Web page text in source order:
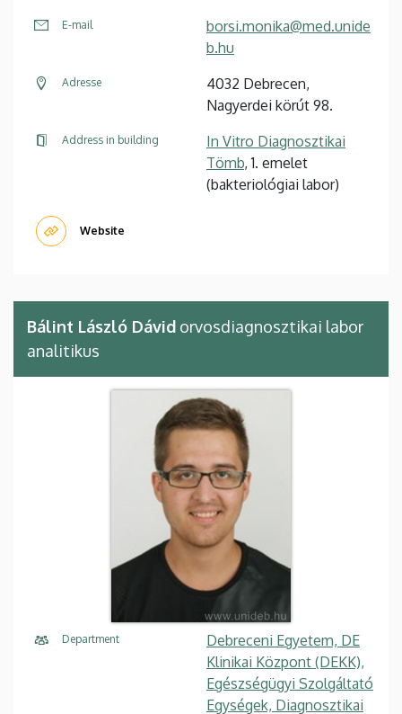
E-mail
borsi.monika@med.unide
b.hu
Adresse
4032 Debrecen,
Nagyerdei körút 98.
Address in building
In Vitro Diagnosztikai
Tömb, 1. emelet
(bakteriológiai labor)
Website
Bálint László Dávid orvosdiagnosztikai labor
analitikus
Department
Debreceni Egyetem, DE
Klinikai Központ (DEKK),
Egészségügyi Szolgáltató
Egységek, Diagnosztikai